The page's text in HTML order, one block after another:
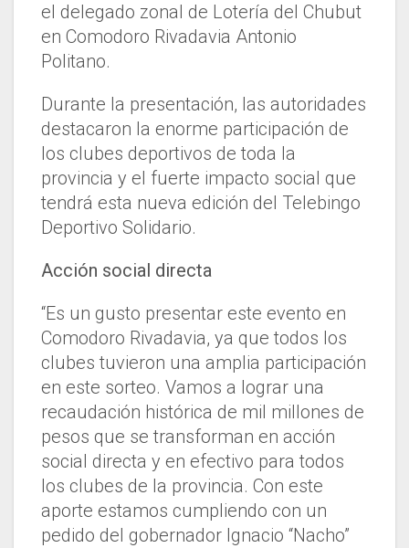
el delegado zonal de Lotería del Chubut
en Comodoro Rivadavia Antonio
Politano.
Durante la presentación, las autoridades
destacaron la enorme participación de
los clubes deportivos de toda la
provincia y el fuerte impacto social que
tendrá esta nueva edición del Telebingo
Deportivo Solidario.
Acción social directa
“Es un gusto presentar este evento en
Comodoro Rivadavia, ya que todos los
clubes tuvieron una amplia participación
en este sorteo. Vamos a lograr una
recaudación histórica de mil millones de
pesos que se transforman en acción
social directa y en efectivo para todos
los clubes de la provincia. Con este
aporte estamos cumpliendo con un
pedido del gobernador Ignacio “Nacho”